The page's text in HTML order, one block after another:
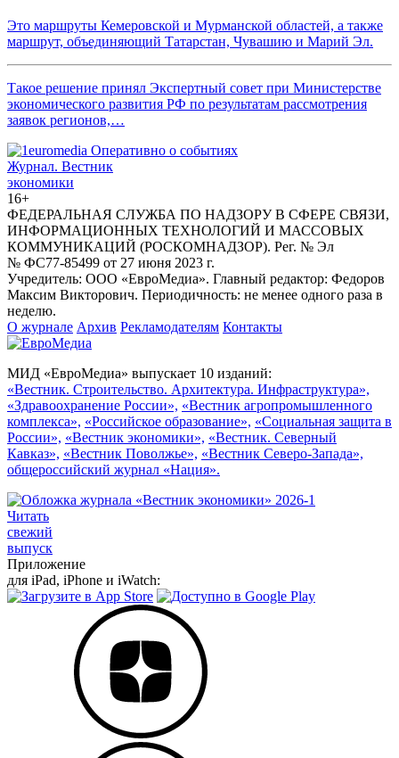
Это маршруты Кемеровской и Мурманской областей, а также
маршрут, объединяющий Татарстан, Чувашию и Марий Эл.
Такое решение принял Экспертный совет при Министерстве
экономического развития РФ по результатам рассмотрения
заявок регионов,…
Журнал. Вестник
экономики
16+
ФЕДЕРАЛЬНАЯ СЛУЖБА ПО НАДЗОРУ В СФЕРЕ СВЯЗИ,
ИНФОРМАЦИОННЫХ ТЕХНОЛОГИЙ И МАССОВЫХ
КОММУНИКАЦИЙ (РОСКОМНАДЗОР). Рег. № Эл
№ ФС77-85499 от 27 июня 2023 г.
Учредитель: ООО «ЕвроМедиа». Главный редактор: Федоров
Максим Викторович. Периодичность: не менее одного раза в
неделю.
О журнале Архив Рекламодателям Контакты
МИД «ЕвроМедиа» выпускает 10 изданий:
«Вестник. Строительство. Архитектура. Инфраструктура»,
«Здравоохранение России», «Вестник агропромышленного
комплекса», «Российское образование», «Социальная защита в
России», «Вестник экономики», «Вестник. Северный
Кавказ», «Вестник Поволжье», «Вестник Северо-Запада»,
общероссийский журнал «Нация».
Читать
свежий
выпуск
Приложение
для iPad, iPhone и iWatch: